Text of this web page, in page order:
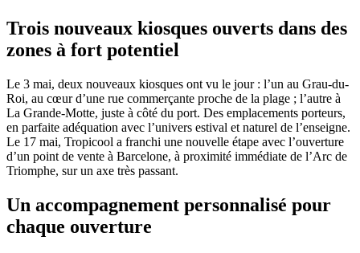
Trois nouveaux kiosques ouverts dans des
zones à fort potentiel
Le 3 mai, deux nouveaux kiosques ont vu le jour : l’un au Grau-du-
Roi, au cœur d’une rue commerçante proche de la plage ; l’autre à
La Grande-Motte, juste à côté du port. Des emplacements porteurs,
en parfaite adéquation avec l’univers estival et naturel de l’enseigne.
Le 17 mai, Tropicool a franchi une nouvelle étape avec l’ouverture
d’un point de vente à Barcelone, à proximité immédiate de l’Arc de
Triomphe, sur un axe très passant.
Un accompagnement personnalisé pour
chaque ouverture